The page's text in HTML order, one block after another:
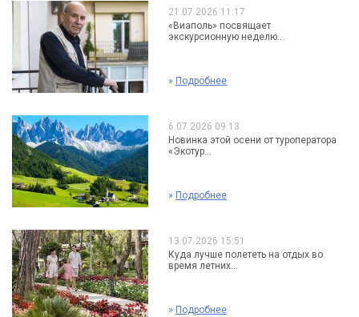
21.07.2026 11:17
«Виаполь» посвящает
экскурсионную неделю...
» Подробнее
6.07.2026 09:13
Новинка этой осени от туроператора
«Экотур...
» Подробнее
13.07.2026 15:51
Куда лучше полететь на отдых во
время летних...
» Подробнее